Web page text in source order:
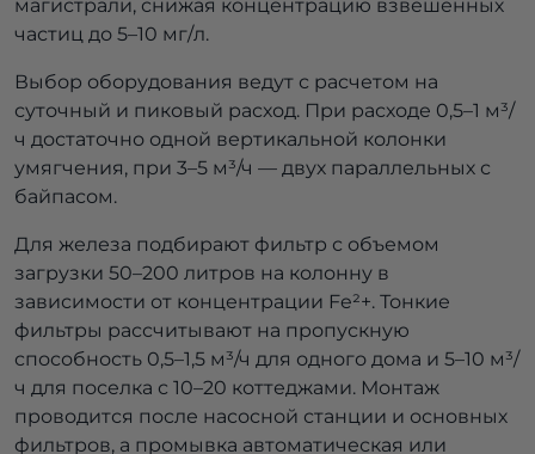
магистрали, снижая концентрацию взвешенных
частиц до 5–10 мг/л.
Выбор оборудования ведут с расчетом на
суточный и пиковый расход. При расходе 0,5–1 м³/
ч достаточно одной вертикальной колонки
умягчения, при 3–5 м³/ч — двух параллельных с
байпасом.
Для железа подбирают фильтр с объемом
загрузки 50–200 литров на колонну в
зависимости от концентрации Fe²+. Тонкие
фильтры рассчитывают на пропускную
способность 0,5–1,5 м³/ч для одного дома и 5–10 м³/
ч для поселка с 10–20 коттеджами. Монтаж
проводится после насосной станции и основных
фильтров, а промывка автоматическая или